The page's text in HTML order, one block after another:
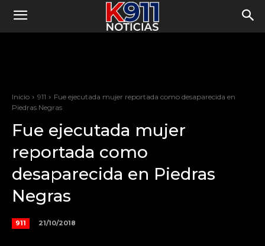
Inicio 911
Fue ejecutada mujer reportada como desaparecida en
Piedras Negras
Fue ejecutada mujer
reportada como
desaparecida en Piedras
Negras
911 21/10/2018